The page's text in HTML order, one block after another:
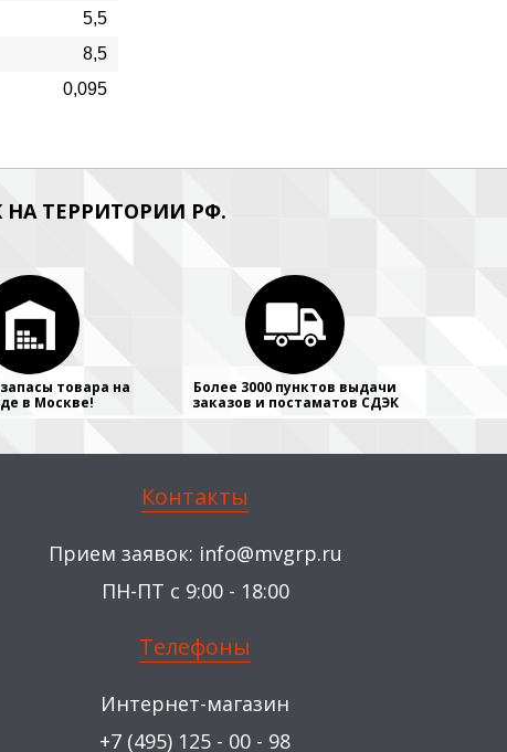
5,5
8,5
0,095
ТЕРРИТОРИИ РФ.
товара на
в Москве!
Более 3000 пунктов выдачи
заказов и постаматов СДЭК
Контакты
Прием заявок: info@mvgrp.ru
ПН-ПТ с 9:00 - 18:00
Телефоны
Интернет-магазин
+7 (495) 125 - 00 - 98